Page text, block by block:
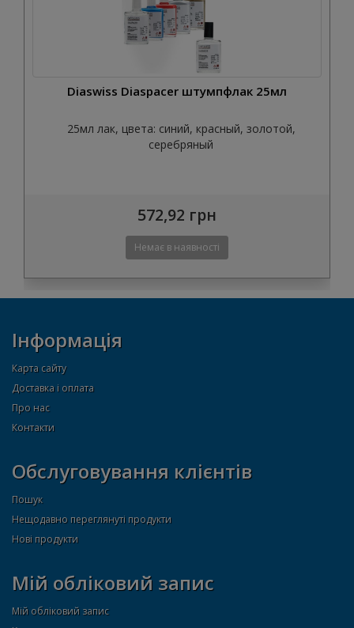
Diaswiss Diaspacer штумпфлак 25мл
25мл лак, цвета: синий, красный, золотой,
серебряный
572,92 грн
Інформація
Карта сайту
Доставка і оплата
Про нас
Контакти
Обслуговування клієнтів
Пошук
Нещодавно переглянуті продукти
Нові продукти
Мій обліковий запис
Мій обліковий запис